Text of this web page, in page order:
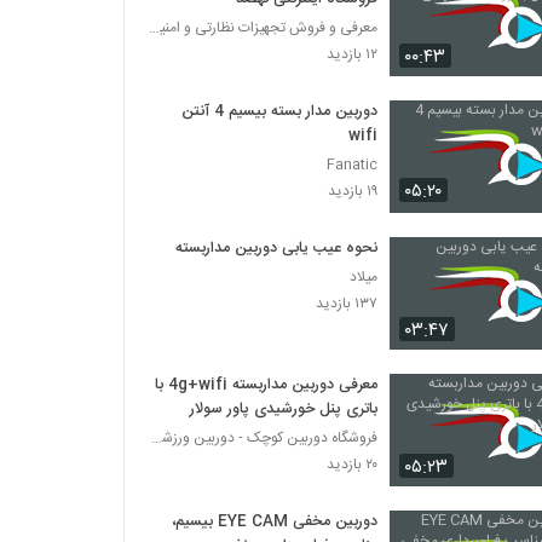
۰۰:۴۳
معرفی و فروش تجهیزات نظارتی و امنیتی
۱۲ بازدید
۰۵:۲۰
دوربین مدار بسته بیسیم 4 آنتن
wifi
Fanatic
۱۹ بازدید
۰۳:۴۷
نحوه عیب یابی دوربین مداربسته
میلاد
۱۳۷ بازدید
۰۵:۲۳
معرفی دوربین مداربسته 4g+wifi با
باتری پنل خورشیدی پاور سولار
فروشگاه دوربین کوچک - دوربین ورزشی - دوربین ریز
۲۰ بازدید
دوربین مخفی EYE CAM بیسیم،